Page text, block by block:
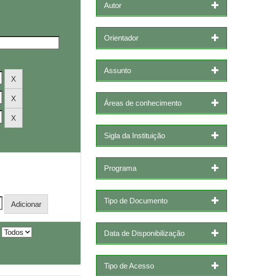
Autor
Orientador
Assunto
Áreas de conhecimento
Sigla da Instituição
Programa
Tipo de Documento
Data de Disponibilização
Tipo de Acesso